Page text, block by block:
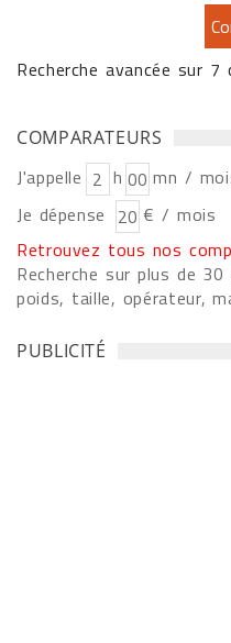
Recherche avancée sur 7
COMPARATEURS
J'appelle h
mn /
Je dépense
€ / mois
Retrouvez tous nos
Recherche sur plus de
poids, taille, opérateur,
PUBLICITÉ